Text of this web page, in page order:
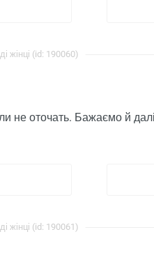
жінці (id: 190060)
не оточать. Бажаємо й
жінці (id: 190061)